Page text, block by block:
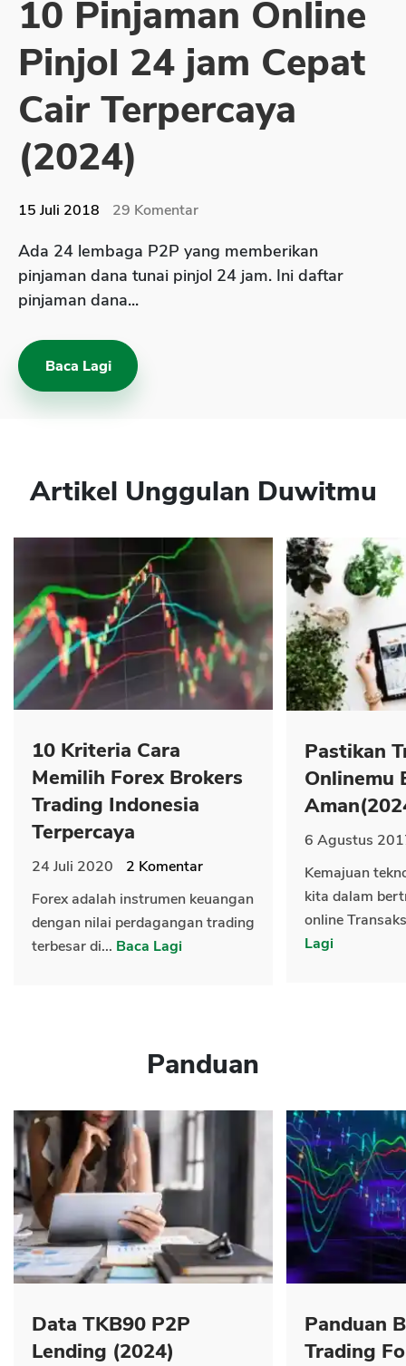
Sekuritas Saham
Bank Digital
Crypto
Assets Crypto
Exchange
Asuransi Kesehatan
Asuransi Syariah
10 Pinjaman Online
Pinjol 24 jam Cepat
Cair Terpercaya
(2024)
15 Juli 2018 29 Komentar
Ada 24 lembaga P2P yang memberikan
pinjaman dana tunai pinjol 24 jam. Ini daftar
pinjaman dana...
Baca Lagi
Artikel Unggulan Duwitmu
10 Kriteria Cara
Memilih Forex Brokers
Trading Indonesia
Terpercaya
24 Juli 2020 2 Komentar
Forex adalah instrumen keuangan
dengan nilai perdagangan trading
terbesar di... Baca Lagi
Pastikan
Onlinemu
6 Agustus
Kemajuan
kita dalam
online
Lagi
Panduan
Data TKB90 P2P
Lending (2024)
Panduan
Trading